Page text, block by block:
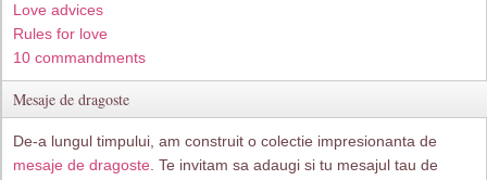
Love advices
Rules for love
10 commandments
Mesaje de dragoste
De-a lungul timpului, am construit o colectie impresionanta de
mesaje de dragoste . Te invitam sa adaugi si tu mesajul tau de